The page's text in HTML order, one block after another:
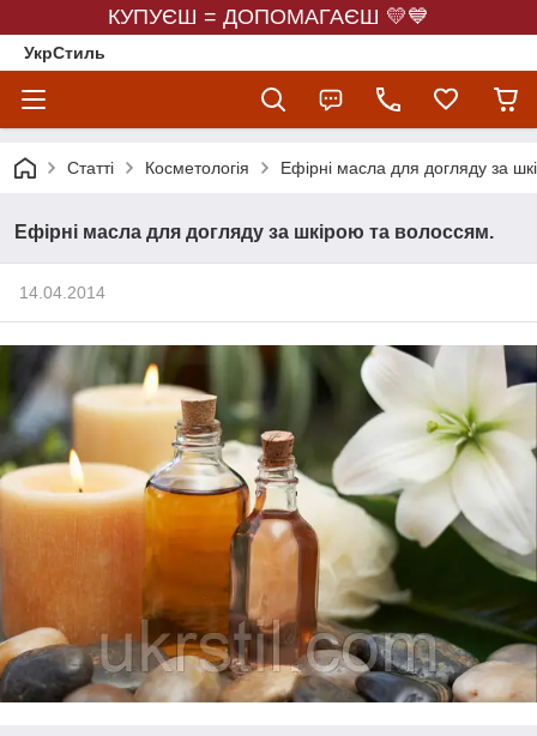
КУПУЄШ = ДОПОМАГАЄШ 💛💙
УкрСтиль
Статті Косметологія Ефірні масла для догляду за
Ефірні масла для догляду за шкірою та волоссям.
14.04.2014